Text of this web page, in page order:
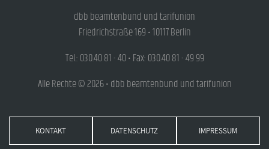
dbb beamtenbund und tarifunion
Friedrichstraße 169 • 10117 Berlin
Tel.: 030.40 81 - 40 • Fax: 030.40 81 - 49 99
Alle Rechte © 2026 • dbb beamtenbund und tarifunion
KONTAKT DATENSCHUTZ IMPRESSUM